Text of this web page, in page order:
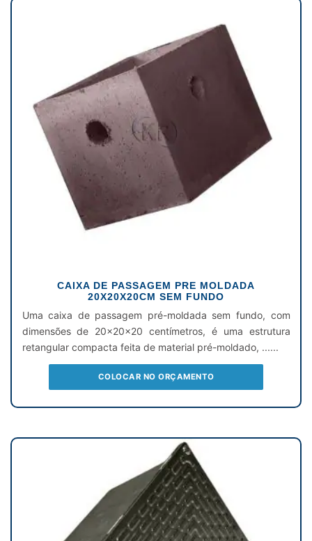
CAIXA DE PASSAGEM PRE MOLDADA
20X20X20CM SEM FUNDO
Uma caixa de passagem pré-moldada sem fundo, com
dimensões de 20x20x20 centímetros, é uma estrutura
retangular compacta feita de material pré-moldado, ......
COLOCAR NO ORÇAMENTO